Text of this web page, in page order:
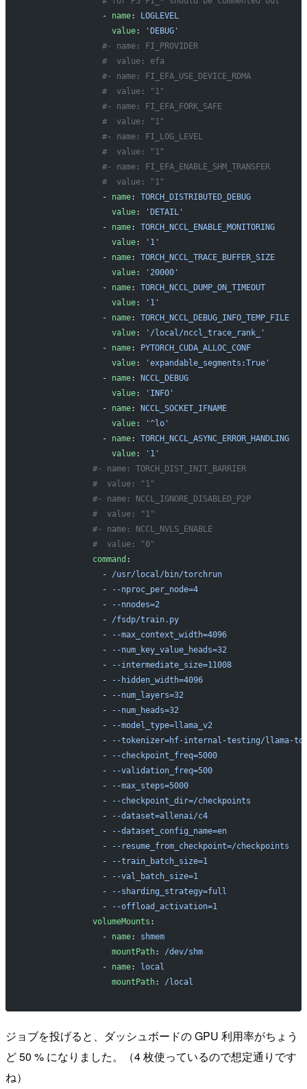
               -
name:
LOGLEVEL
                 value
:
'DEBUG'
               #- name: FI_PROVIDER
               #  value: efa
               #- name: FI_EFA_USE_DEVICE_RDMA
               #  value: "1"
               #- name: FI_EFA_FORK_SAFE
               #  value: "1"
               #- name: FI_LOG_LEVEL
               #  value: "1"
               #- name: FI_EFA_ENABLE_SHM_TRANSFER
               #  value: "1"
               -
name: TORCH_DISTRIBUTED_DEBUG
                 value
:
'DETAIL'
               -
name: TORCH_NCCL_ENABLE_MONITORING
                 value
:
'1'
               -
name: TORCH_NCCL_TRACE_BUFFER_SIZE
                 value
:
'20000'
               -
name: TORCH_NCCL_DUMP_ON_TIMEOUT
                 value
:
'1'
               -
name: TORCH_NCCL_DEBUG_INFO_TEMP_FILE
                 value
:
'/local/nccl_trace_rank_'
               -
name:
PYTORCH_CUDA_ALLOC_CONF
                 value
:
'expandable_segments:True'
               -
name:
NCCL_DEBUG
                 value
:
'INFO'
               -
name:
NCCL_SOCKET_IFNAME
                 value
:
'^lo'
               -
name: TORCH_NCCL_ASYNC_ERROR_HANDLING
                 value
:
'1'
             #- name: TORCH_DIST_INIT_BARRIER
             #  value: "1"
             #- name: NCCL_IGNORE_DISABLED_P2P
             #  value: "1"
             #- name: NCCL_NVLS_ENABLE
             #  value: "0"
             command
:
               -
/usr/local/bin/torchrun
               -
--nproc_per_node=4
               -
--nnodes=2
               -
/fsdp/train.py
               -
--max_context_width=4096
               -
--num_key_value_heads=32
               -
--intermediate_size=11008
               -
--hidden_width=4096
               -
--num_layers=32
               -
--num_heads=32
               -
--model_type=llama_v2
               -
--tokenizer=hf-internal-testing/llama-
               -
--checkpoint_freq=5000
               -
--validation_freq=500
               -
--max_steps=5000
               -
--checkpoint_dir=/checkpoints
               -
--dataset=allenai/c4
               -
--dataset_config_name=en
               -
--resume_from_checkpoint=/checkpoints
               -
--train_batch_size=1
               -
--val_batch_size=1
               -
--sharding_strategy=full
               -
--offload_activation=1
             volumeMounts
:
               -
name: shmem
                 mountPath
: /dev/shm
               -
name:
local
                 mountPath
: /local
ジョブを投げると、ダッシュボードの GPU 利用率がちょう
ど 50 % になりました。（4 枚使っているので想定通りです
ね）